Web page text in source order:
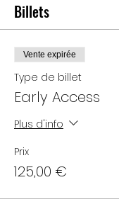
Billets
Vente expirée
Type de billet
Early Access
Plus d'info
Prix
125,00 €